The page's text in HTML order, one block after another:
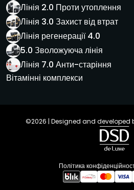
Лінія 2.0 Проти утоплення
Лінія 3.0 Захист від втрат
Лінія регенерації 4.0
5.0 Зволожуюча лінія
Лінія 7.0 Анти-старіння
Вітамінні комплекси
©2026 | Designed and developed
Політика